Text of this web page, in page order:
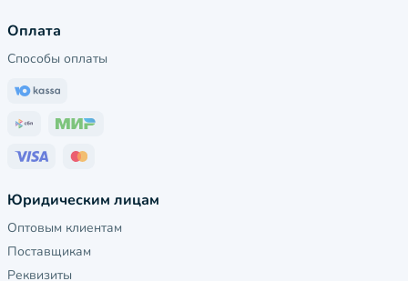
Оплата
Способы оплаты
Юридическим лицам
Оптовым клиентам
Поставщикам
Реквизиты